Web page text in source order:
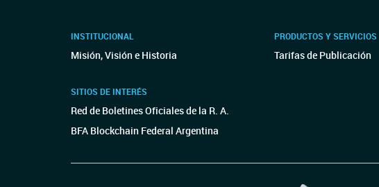
INSTITUCIONAL
Misión, Visión e Historia
SITIOS DE INTERÉS
Red de Boletines Oficiales de la R. A.
BFA Blockchain Federal Argentina
PRODUCTOS Y SERVICIOS
Tarifas de Publicación